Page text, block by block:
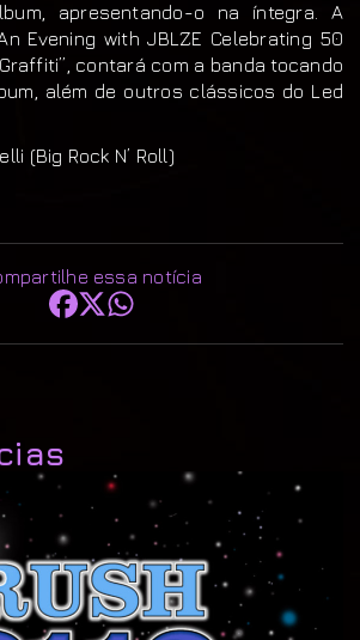
apresentando-o na íntegra. A
Evening with JBLZE Celebrating 50
contará com a banda tocando
além de outros clássicos do Led
(Big Rock N’ Roll)
essa notícia